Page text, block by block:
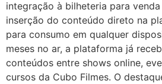
integração à bilheteria para
inserção do conteúdo direto na
para consumo em qualquer
meses no ar, a plataforma já
conteúdos entre shows online,
cursos da Cubo Filmes. O